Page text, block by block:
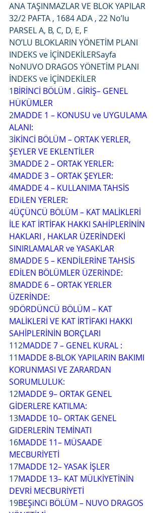
ANA TAŞINMAZLAR VE BLOK YAPILAR
32/2 PAFTA , 1684 ADA , 22 No’lu
PARSEL A, B, C, D, E, F
NO’LU BLOKLARIN YÖNETİM PLANI
INDEKS ve İÇİNDEKİLERSayfa
NoNUVO DRAGOS YÖNETİM PLANI
İNDEKS ve İÇİNDEKİLER
1BİRİNCİ BÖLÜM . GİRİŞ– GENEL
HÜKÜMLER
2MADDE 1 – KONUSU ve UYGULAMA
ALANI:
3İKİNCİ BÖLÜM – ORTAK YERLER,
ŞEYLER VE EKLENTİLER
3MADDE 2 – ORTAK YERLER:
4MADDE 3– ORTAK ŞEYLER:
4MADDE 4– KULLANIMA TAHSİS
EDiLEN YERLER:
4ÜÇÜNCÜ BÖLÜM – KAT MALİKLERİ
İLE KAT İRTİFAK HAKKI SAHİPLERİNİN
HAKLARI , HAKLAR ÜZERİNDEKİ
SINIRLAMALAR ve YASAKLAR
8MADDE 5– KENDİLERİNE TAHSİS
EDİLEN BÖLÜMLER ÜZERİNDE:
8MADDE 6– ORTAK YERLER
ÜZERİNDE:
9DÖRDÜNCÜ BÖLÜM – KAT
MALİKLERİ VE KAT İRTİFAKI HAKKI
SAHİPLERİNİN BORÇLARI
112MADDE 7– GENEL KURAL :
11MADDE 8-BLOK YAPILARIN BAKIMI
KORUNMASI VE ZARARDAN
SORUMLULUK:
12MADDE 9– ORTAK GENEL
GİDERLERE KATILMA:
13MADDE 10– ORTAK GENEL
GlDERLERİN TEMİNATI
16MADDE 11– MÜSAADE
MECBURİYETİ
17MADDE 12– YASAK İŞLER
17MADDE 13– KAT MÜLKİYETİNİN
DEVRİ MECBURİYETİ
19BEŞiNCi BÖLÜM – NUVO DRAGOS